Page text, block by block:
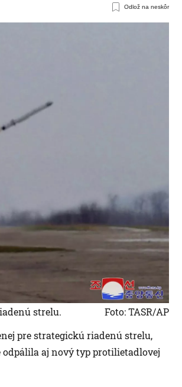
Odlož na neskôr
strelu.
Foto: TASR/AP
pre strategickú riadenú strelu,
odpálila aj nový typ protilietadlovej